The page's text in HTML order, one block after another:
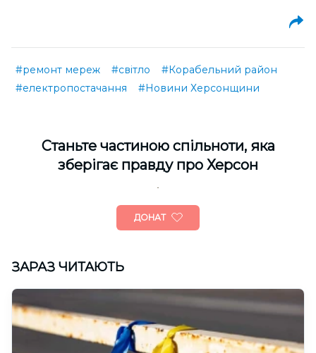
#ремонт мереж #світло
#Корабельний район
#електропостачання
#Новини Херсонщини
Cтаньте частиною спільноти, яка
зберігає правду про Херсон
ДОНАТ
ЗАРАЗ ЧИТАЮТЬ